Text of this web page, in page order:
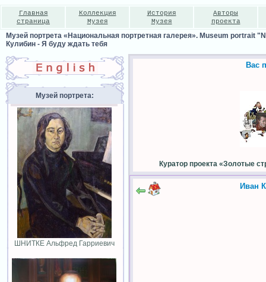
Главная
страница
Коллекция
Музея
История
Музея
Авторы
проекта
Музей портрета «Национальная портретная галерея». Museum portrait
Кулибин - Я буду ждать тебя
Музей портрета:
ШНИТКЕ Альфред Гарриевич
Вас
Куратор проекта «Золотые
Иван